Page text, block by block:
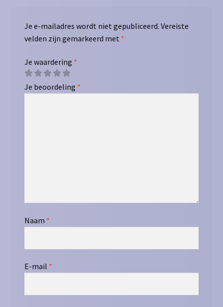
Je e-mailadres wordt niet gepubliceerd. Vereiste
velden zijn gemarkeerd met *
Je waardering *
Je beoordeling *
Naam *
E-mail *